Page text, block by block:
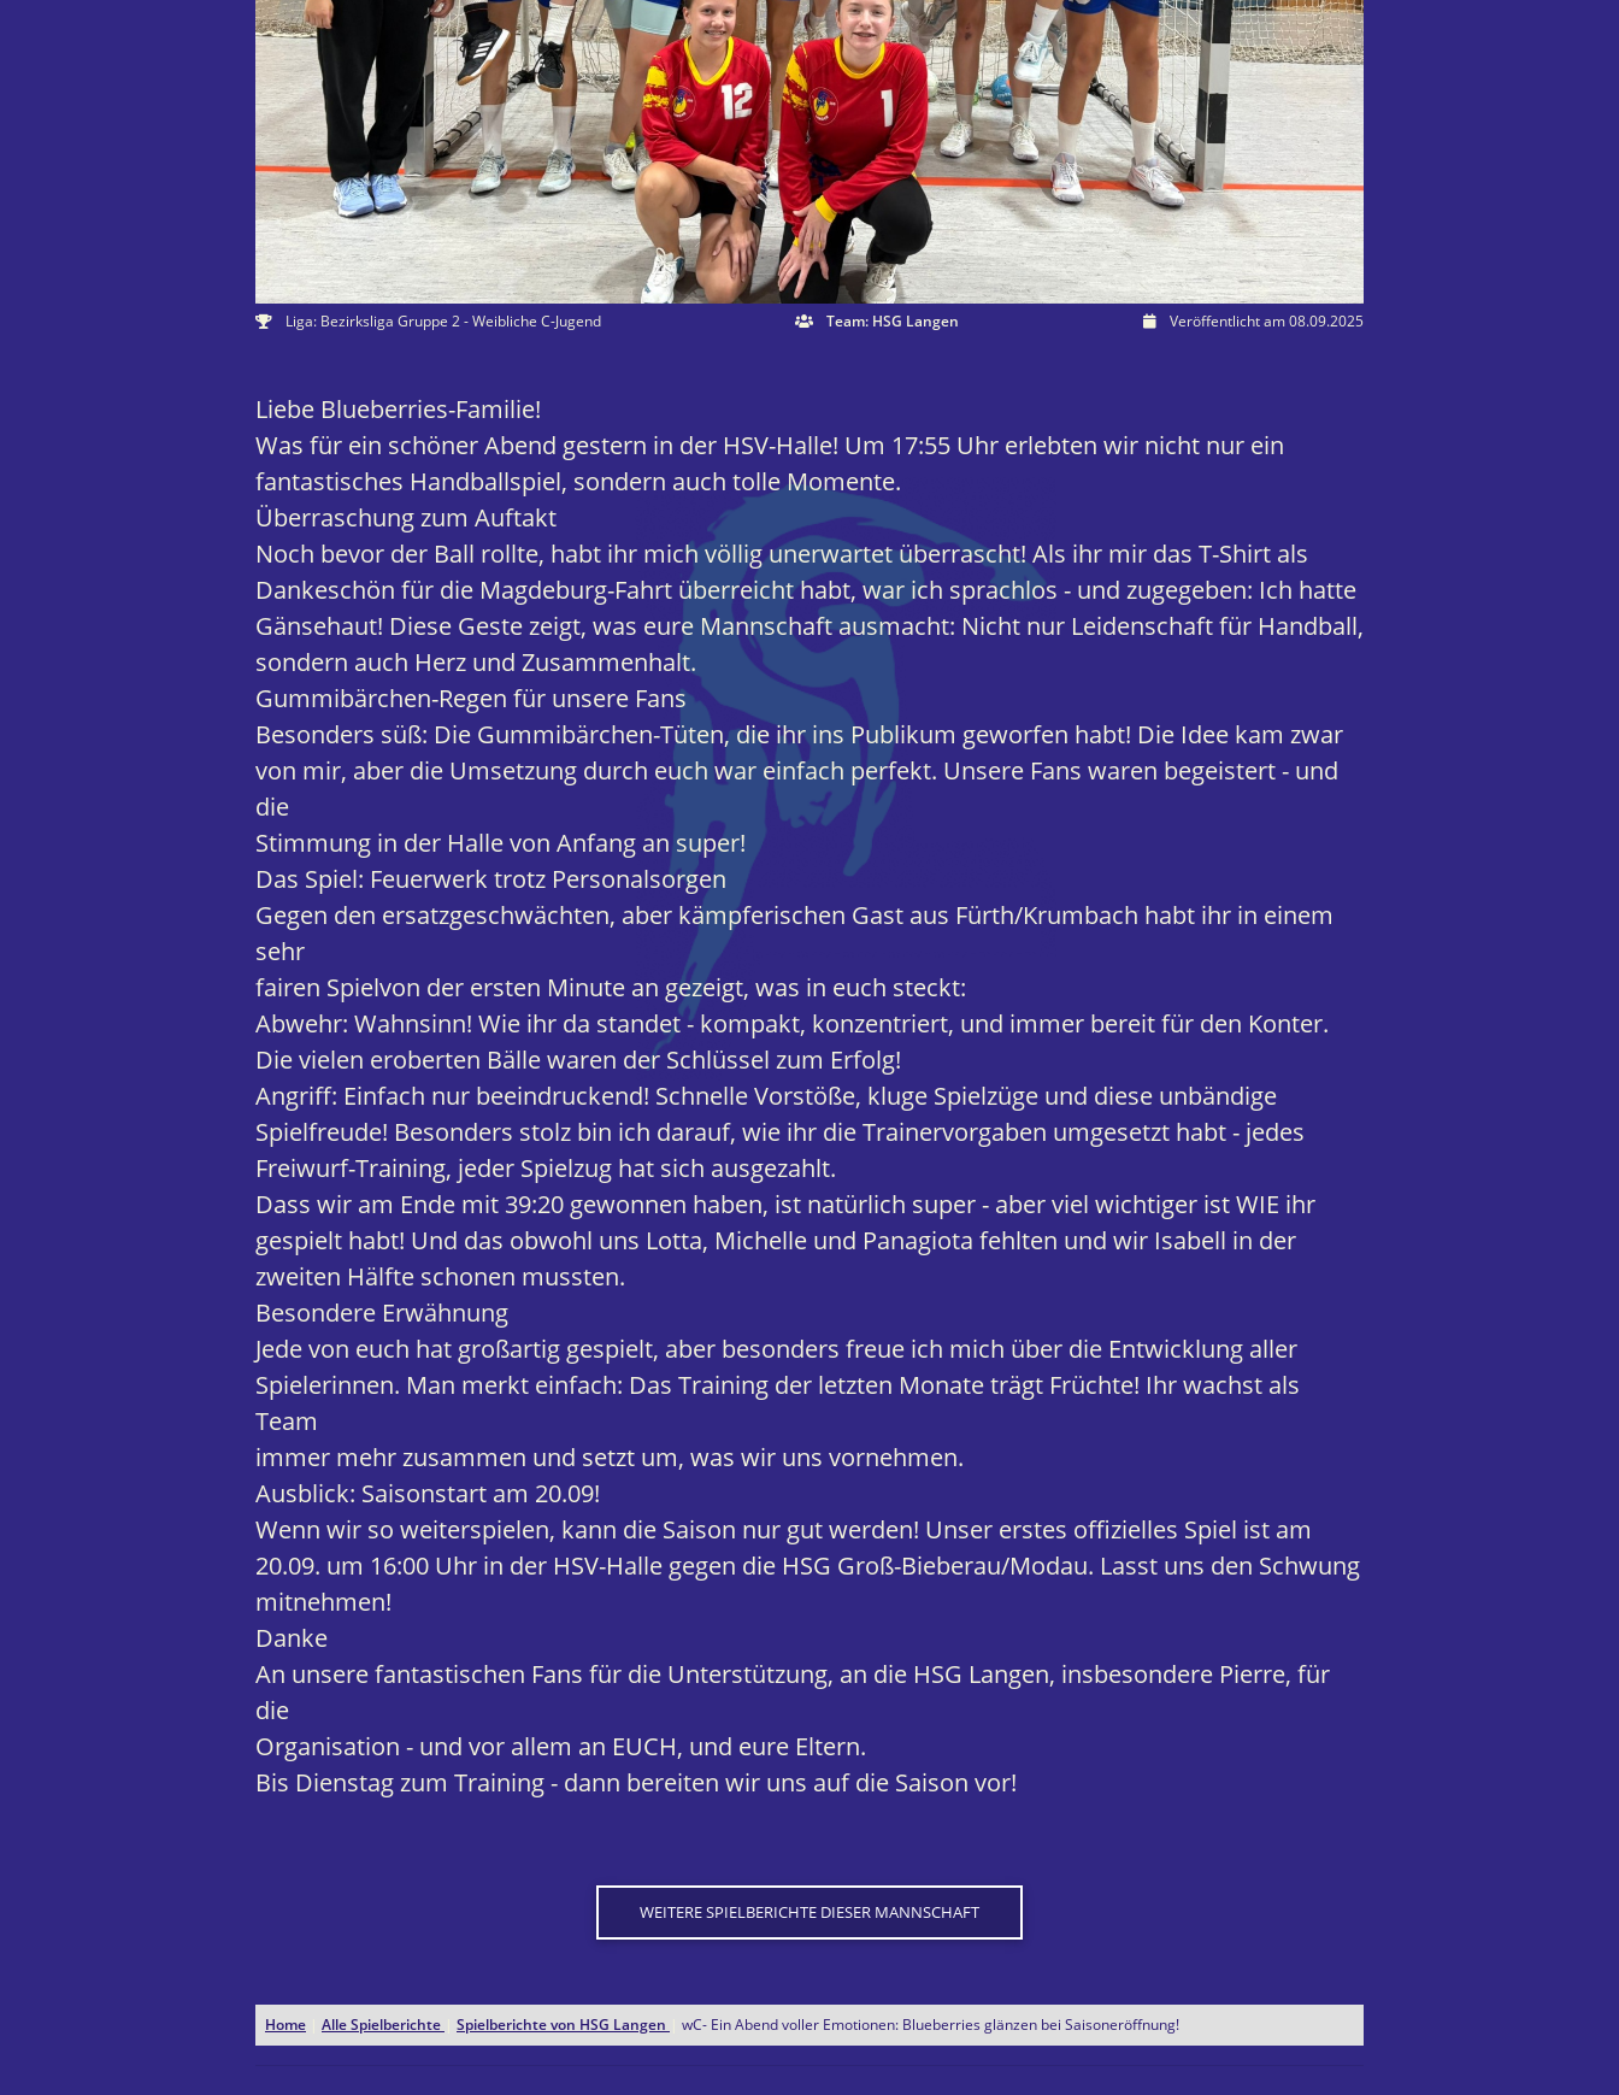
Liga: Bezirksliga Gruppe 2 - Weibliche C-Jugend Team: HSG Langen Veröffentlicht am 08.09.2025
Liebe Blueberries-Familie!
Was für ein schöner Abend gestern in der HSV-Halle! Um 17:55 Uhr erlebten wir nicht nur ein
fantastisches Handballspiel, sondern auch tolle Momente.
Überraschung zum Auftakt
Noch bevor der Ball rollte, habt ihr mich völlig unerwartet überrascht! Als ihr mir das T-Shirt als
Dankeschön für die Magdeburg-Fahrt überreicht habt, war ich sprachlos - und zugegeben: Ich hatte
Gänsehaut! Diese Geste zeigt, was eure Mannschaft ausmacht: Nicht nur Leidenschaft für Handball,
sondern auch Herz und Zusammenhalt.
Gummibärchen-Regen für unsere Fans
Besonders süß: Die Gummibärchen-Tüten, die ihr ins Publikum geworfen habt! Die Idee kam zwar
von mir, aber die Umsetzung durch euch war einfach perfekt. Unsere Fans waren begeistert - und
die
Stimmung in der Halle von Anfang an super!
Das Spiel: Feuerwerk trotz Personalsorgen
Gegen den ersatzgeschwächten, aber kämpferischen Gast aus Fürth/Krumbach habt ihr in einem
sehr
fairen Spielvon der ersten Minute an gezeigt, was in euch steckt:
Abwehr: Wahnsinn! Wie ihr da standet - kompakt, konzentriert, und immer bereit für den Konter.
Die vielen eroberten Bälle waren der Schlüssel zum Erfolg!
Angriff: Einfach nur beeindruckend! Schnelle Vorstöße, kluge Spielzüge und diese unbändige
Spielfreude! Besonders stolz bin ich darauf, wie ihr die Trainervorgaben umgesetzt habt - jedes
Freiwurf-Training, jeder Spielzug hat sich ausgezahlt.
Dass wir am Ende mit 39:20 gewonnen haben, ist natürlich super - aber viel wichtiger ist WIE ihr
gespielt habt! Und das obwohl uns Lotta, Michelle und Panagiota fehlten und wir Isabell in der
zweiten Hälfte schonen mussten.
Besondere Erwähnung
Jede von euch hat großartig gespielt, aber besonders freue ich mich über die Entwicklung aller
Spielerinnen. Man merkt einfach: Das Training der letzten Monate trägt Früchte! Ihr wachst als
Team
immer mehr zusammen und setzt um, was wir uns vornehmen.
Ausblick: Saisonstart am 20.09!
Wenn wir so weiterspielen, kann die Saison nur gut werden! Unser erstes offizielles Spiel ist am
20.09. um 16:00 Uhr in der HSV-Halle gegen die HSG Groß-Bieberau/Modau. Lasst uns den Schwung
mitnehmen!
Danke
An unsere fantastischen Fans für die Unterstützung, an die HSG Langen, insbesondere Pierre, für
die
Organisation - und vor allem an EUCH, und eure Eltern.
Bis Dienstag zum Training - dann bereiten wir uns auf die Saison vor!
WEITERE SPIELBERICHTE DIESER MANNSCHAFT
Home Alle Spielberichte Spielberichte von HSG Langen wC- Ein Abend voller Emotionen: Blueberries glänzen bei Saisoneröffnung!